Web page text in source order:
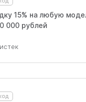
15% на любую
000 рублей